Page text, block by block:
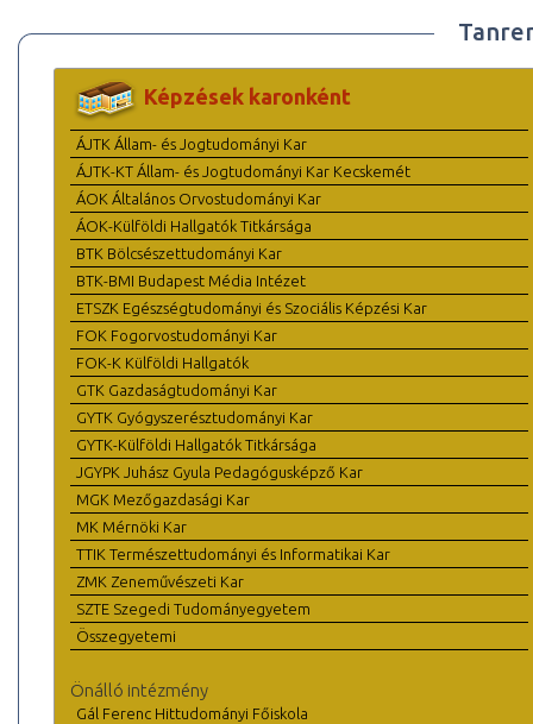
Képzések karonként
ÁJTK Állam- és Jogtudományi Kar
ÁJTK-KT Állam- és Jogtudományi Kar Kecskemét
ÁOK Általános Orvostudományi Kar
ÁOK-Külföldi Hallgatók Titkársága
BTK Bölcsészettudományi Kar
BTK-BMI Budapest Média Intézet
ETSZK Egészségtudományi és Szociális Képzési Kar
FOK Fogorvostudományi Kar
FOK-K Külföldi Hallgatók
GTK Gazdaságtudományi Kar
GYTK Gyógyszerésztudományi Kar
GYTK-Külföldi Hallgatók Titkársága
JGYPK Juhász Gyula Pedagógusképző Kar
MGK Mezőgazdasági Kar
MK Mérnöki Kar
TTIK Természettudományi és Informatikai Kar
ZMK Zeneművészeti Kar
SZTE Szegedi Tudományegyetem
Összegyetemi
Önálló intézmény
Gál Ferenc Hittudományi Főiskola